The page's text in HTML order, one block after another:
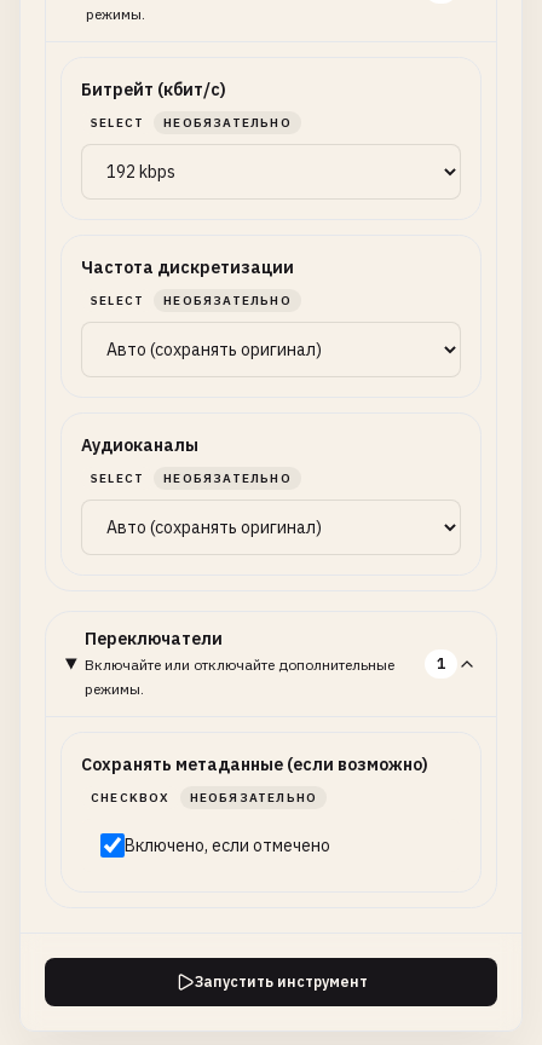
режимы.
Битрейт (кбит/с)
SELECT НЕОБЯЗАТЕЛЬНО
Частота дискретизации
SELECT НЕОБЯЗАТЕЛЬНО
Аудиоканалы
SELECT НЕОБЯЗАТЕЛЬНО
Переключатели
Включайте или отключайте дополнительные
режимы.
1
Сохранять метаданные (если возможно)
CHECKBOX НЕОБЯЗАТЕЛЬНО
Включено, если отмечено
Запустить инструмент